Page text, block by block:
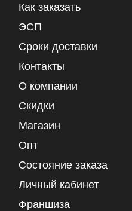
Как заказать
ЭСП
Сроки доставки
Контакты
О компании
Скидки
Магазин
Опт
Состояние заказа
Личный кабинет
Франшиза